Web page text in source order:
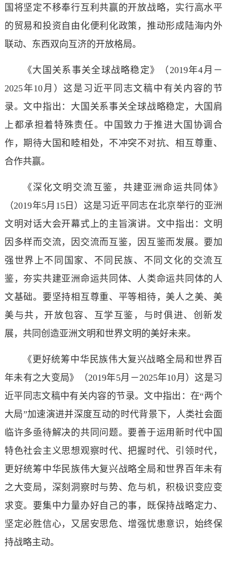
国将坚定不移奉行互利共赢的开放战略，实行高水平
的贸易和投资自由化便利化政策，推动形成陆海内外
联动、东西双向互济的开放格局。
《大国关系事关全球战略稳定》（2019年4月－
2025年10月）这是习近平同志文稿中有关内容的节
录。文中指出：大国关系事关全球战略稳定，大国肩
上都承担着特殊责任。中国致力于推进大国协调合
作，期待大国和睦相处，不冲突不对抗、相互尊重、
合作共赢。
《深化文明交流互鉴，共建亚洲命运共同体》
（2019年5月15日）这是习近平同志在北京举行的亚洲
文明对话大会开幕式上的主旨演讲。文中指出：文明
因多样而交流，因交流而互鉴，因互鉴而发展。要加
强世界上不同国家、不同民族、不同文化的交流互
鉴，夯实共建亚洲命运共同体、人类命运共同体的人
文基础。要坚持相互尊重、平等相待，美人之美、美
美与共，开放包容、互学互鉴，与时俱进、创新发
展，共同创造亚洲文明和世界文明的美好未来。
《更好统筹中华民族伟大复兴战略全局和世界百
年未有之大变局》（2019年5月－2025年10月）这是习
近平同志文稿中有关内容的节录。文中指出：在“两个
大局”加速演进并深度互动的时代背景下，人类社会面
临许多亟待解决的共同问题。要善于运用新时代中国
特色社会主义思想观察时代、把握时代、引领时代，
更好统筹中华民族伟大复兴战略全局和世界百年未有
之大变局，深刻洞察时与势、危与机，积极识变应变
求变。要集中力量办好自己的事，既保持战略定力、
坚定必胜信心，又居安思危、增强忧患意识，始终保
持战略主动。